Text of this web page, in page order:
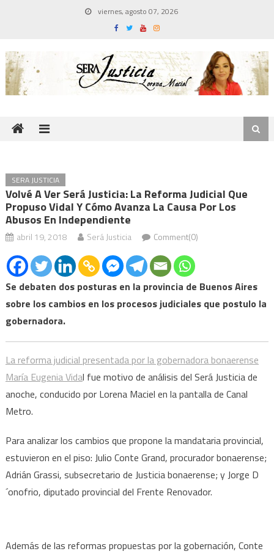
viernes, agosto 07, 2026
SERA JUSTICIA
Volvé A Ver Será Justicia: La Reforma Judicial Que
Propuso Vidal Y Cómo Avanza La Causa Por Los
Abusos En Independiente
abril 19, 2018 Será Justicia Comment(0)
Se debaten dos posturas en la provincia de Buenos Aires
sobre los cambios en los procesos judiciales que postulo la
gobernadora.
La reforma judicial presentada por la gobernadora bonaerense
María Eugenia Vidal fue motivo de análisis del Será Justicia de
anoche, conducido por Lorena Maciel en la pantalla de Canal
Metro.
Para analizar los cambios que propone la mandataria provincial,
estuvieron en el piso: Julio Conte Grand, procurador bonaerense;
Adrián Grassi, subsecretario de Justicia bonaerense; y Jorge D
´onofrio, diputado provincial del Frente Renovador.
Además de las reformas propuestas por la gobernación, Conte